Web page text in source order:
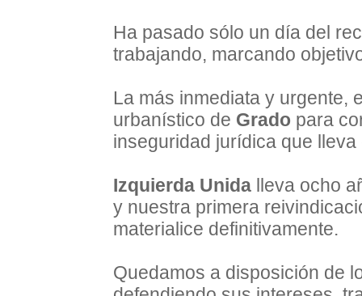
Ha pasado sólo un día del
trabajando, marcando
La más inmediata y urgente,
urbanístico de Grado para
inseguridad jurídica que
Izquierda Unida lleva ocho
y nuestra primera
materialice definitivamente.
Quedamos a disposición de